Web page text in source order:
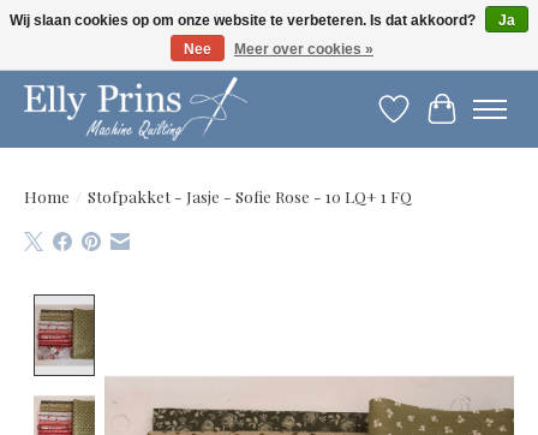
Let op: gewijzigde openingstijden!
Verlanglijst
Home / Stofpakket - Jasje - Sofie Rose - 10 LQ+ 1 FQ
Wij slaan cookies op om onze website te verbeteren. Is dat akkoord?
Ja
Nee
Meer over cookies »